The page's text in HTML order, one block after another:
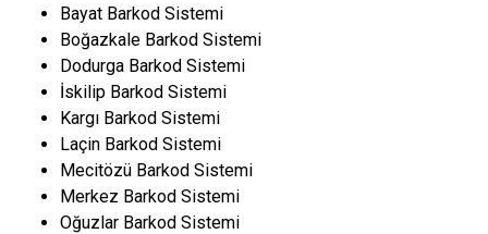
Bayat Barkod Sistemi
Boğazkale Barkod Sistemi
Dodurga Barkod Sistemi
İskilip Barkod Sistemi
Kargı Barkod Sistemi
Laçin Barkod Sistemi
Mecitözü Barkod Sistemi
Merkez Barkod Sistemi
Oğuzlar Barkod Sistemi